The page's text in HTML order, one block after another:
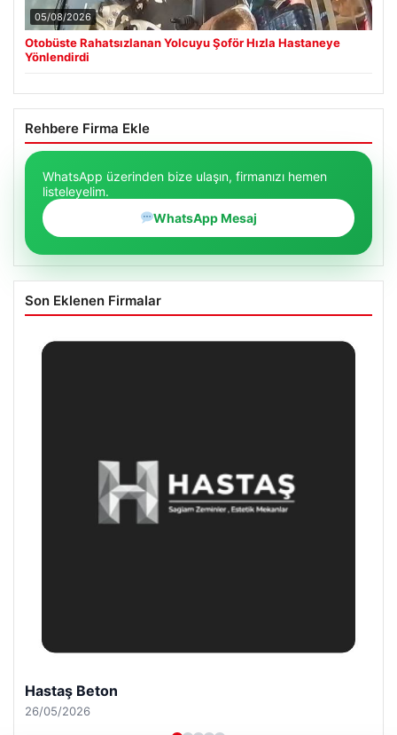
05/08/2026
Otobüste Rahatsızlanan Yolcuyu Şoför Hızla Hastaneye
Yönlendirdi
Rehbere Firma Ekle
WhatsApp üzerinden bize ulaşın, firmanızı hemen
listeleyelim.
WhatsApp Mesaj
Son Eklenen Firmalar
Enes Kaplan Avukatlık Bürosu
28/04/2026